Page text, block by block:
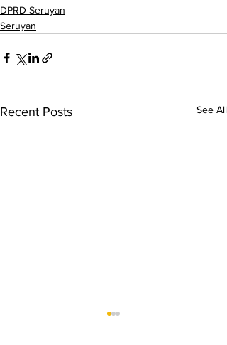
DPRD Seruyan
Seruyan
Recent Posts See All